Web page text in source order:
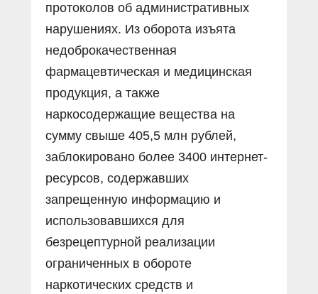
протоколов об административных
нарушениях. Из оборота изъята
недоброкачественная
фармацевтическая и медицинская
продукция, а также
наркосодержащие вещества на
сумму свыше 405,5 млн рублей,
заблокировано более 3400 интернет-
ресурсов, содержавших
запрещенную информацию и
использовавшихся для
безрецептурной реализации
ограниченных в обороте
наркотических средств и